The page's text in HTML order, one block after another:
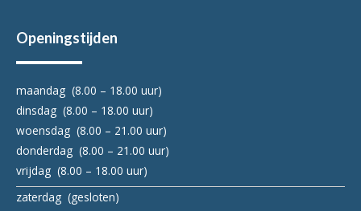
Openingstijden
maandag (8.00 – 18.00 uur)
dinsdag (8.00 – 18.00 uur)
woensdag (8.00 – 21.00 uur)
donderdag (8.00 – 21.00 uur)
vrijdag (8.00 – 18.00 uur)
zaterdag (gesloten)